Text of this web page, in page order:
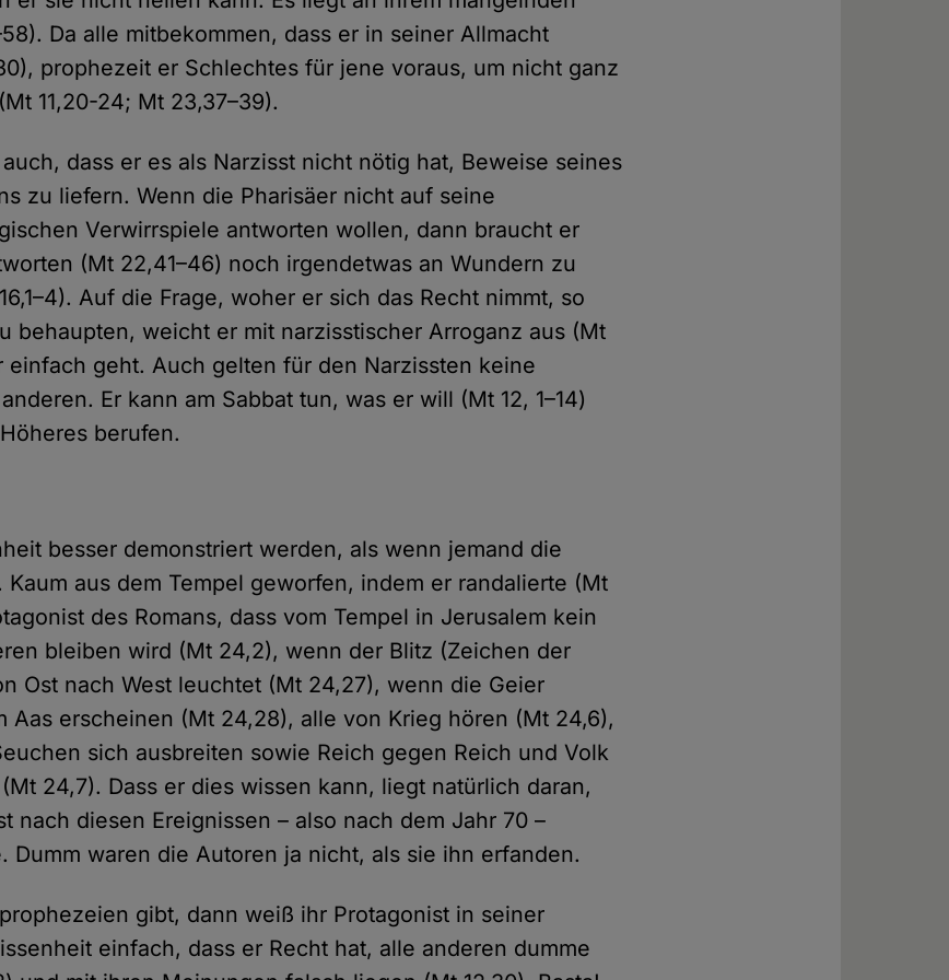
Da alle mitbekommen, dass er in seiner Allmacht
prophezeit er Schlechtes für jene voraus, um nicht ganz
11,20-24; Mt 23,37–39).
dass er es als Narzisst nicht nötig hat, Beweise seines
zu liefern. Wenn die Pharisäer nicht auf seine
Verwirrspiele antworten wollen, dann braucht er
(Mt 22,41–46) noch irgendetwas an Wundern zu
Auf die Frage, woher er sich das Recht nimmt, so
behaupten, weicht er mit narzisstischer Arroganz aus (Mt
einfach geht. Auch gelten für den Narzissten keine
Er kann am Sabbat tun, was er will (Mt 12, 1–14)
berufen.
besser demonstriert werden, als wenn jemand die
Kaum aus dem Tempel geworfen, indem er randalierte (Mt
des Romans, dass vom Tempel in Jerusalem kein
bleiben wird (Mt 24,2), wenn der Blitz (Zeichen der
Ost nach West leuchtet (Mt 24,27), wenn die Geier
Aas erscheinen (Mt 24,28), alle von Krieg hören (Mt 24,6),
sich ausbreiten sowie Reich gegen Reich und Volk
24,7). Dass er dies wissen kann, liegt natürlich daran,
nach diesen Ereignissen – also nach dem Jahr 70 –
Dumm waren die Autoren ja nicht, als sie ihn erfanden.
gibt, dann weiß ihr Protagonist in seiner
einfach, dass er Recht hat, alle anderen dumme